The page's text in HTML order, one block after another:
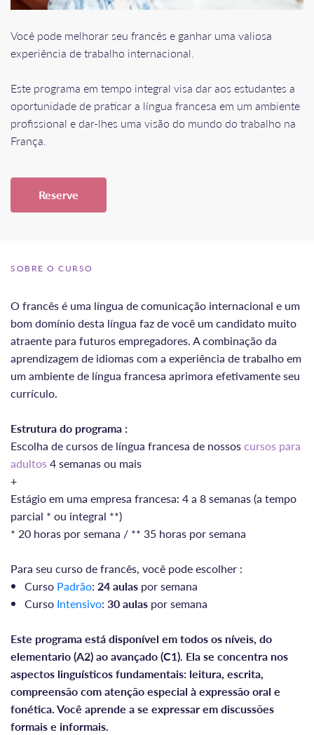
Você pode melhorar seu francês e ganhar uma valiosa
experiência de trabalho internacional.
Este programa em tempo integral visa dar aos estudantes a
oportunidade de praticar a língua francesa em um ambiente
profissional e dar-lhes uma visão do mundo do trabalho na
França.
Reserve
SOBRE O CURSO
O francês é uma língua de comunicação internacional e um
bom domínio desta língua faz de você um candidato muito
atraente para futuros empregadores. A combinação da
aprendizagem de idiomas com a experiência de trabalho em
um ambiente de língua francesa aprimora efetivamente seu
currículo.
Estrutura do programa :
Escolha de cursos de língua francesa de nossoscursos para
adultos4 semanas ou mais
+
Estágio em uma empresa francesa: 4 a 8 semanas (a tempo
parcial * ou integral **)
* 20 horas por semana / ** 35 horas por semana
Para seu curso de francês, você pode escolher :
Curso Padrão: 24 aulas por semana
Curso Intensivo: 30 aulas por semana
Este programa está disponível em todos os níveis, do
elementario (A2) ao avançado (C1). Ela se concentra nos
aspectos linguísticos fundamentais: leitura, escrita,
compreensão com atenção especial à expressão oral e
fonética. Você aprende a se expressar em discussões
formais e informais.